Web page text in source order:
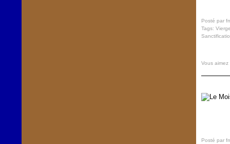
Posté par
Tags:
Vous aimez
Posté par